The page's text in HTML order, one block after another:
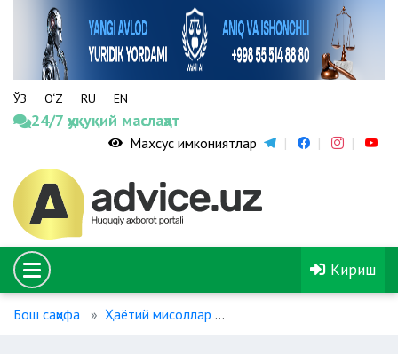
ЎЗ O‘Z RU EN
24/7 ҳуқуқий маслаҳат
Махсус имкониятлар
Кириш
Бош саҳифа Ҳаётий мисоллар